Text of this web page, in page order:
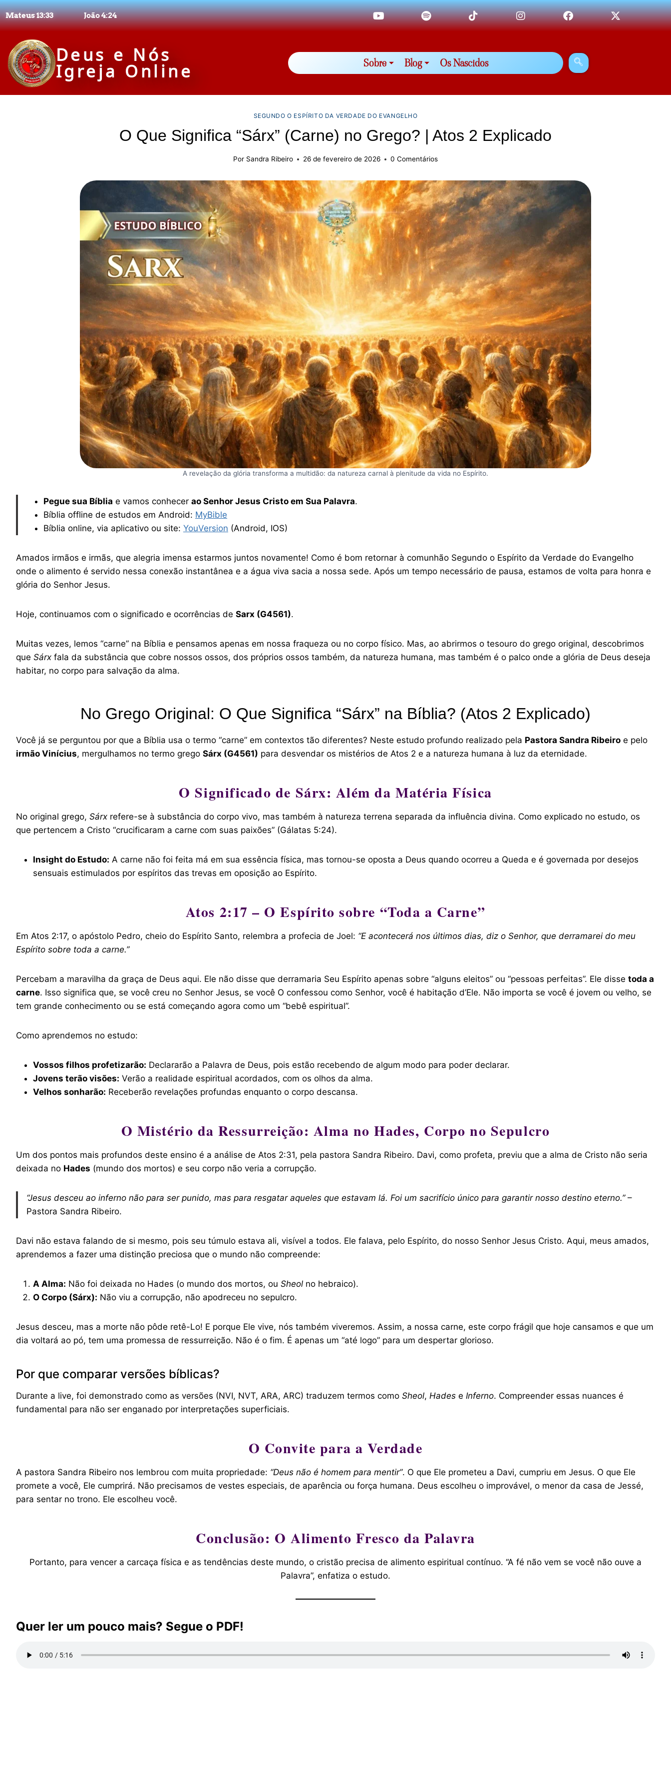
Mateus 13:33 João 4:24
Deus e Nós
Igreja Online Sobre Blog Os Nascidos
SEGUNDO O ESPÍRITO DA VERDADE DO EVANGELHO
O Que Significa “Sárx” (Carne) no Grego? | Atos 2 Explicado
Por Sandra Ribeiro 26 de fevereiro de 2026 0 Comentários
A revelação da glória transforma a multidão: da natureza carnal à plenitude da vida no Espírito.
Pegue sua Bíblia e vamos conhecer ao Senhor Jesus Cristo em Sua Palavra.
Bíblia offline de estudos em Android: MyBible
Bíblia online, via aplicativo ou site: YouVersion (Android, IOS)
Amados irmãos e irmãs, que alegria imensa estarmos juntos novamente! Como é bom retornar à comunhão Segundo o Espírito da Verdade do Evangelho
onde o alimento é servido nessa conexão instantânea e a água viva sacia a nossa sede. Após um tempo necessário de pausa, estamos de volta para honra e
glória do Senhor Jesus.
Hoje, continuamos com o significado e ocorrências de Sarx (G4561).
Muitas vezes, lemos “carne” na Bíblia e pensamos apenas em nossa fraqueza ou no corpo físico. Mas, ao abrirmos o tesouro do grego original, descobrimos
que Sárx fala da substância que cobre nossos ossos, dos próprios ossos também, da natureza humana, mas também é o palco onde a glória de Deus deseja
habitar, no corpo para salvação da alma.
No Grego Original: O Que Significa “Sárx” na Bíblia? (Atos 2 Explicado)
Você já se perguntou por que a Bíblia usa o termo “carne” em contextos tão diferentes? Neste estudo profundo realizado pela Pastora Sandra Ribeiro e pelo
irmão Vinícius, mergulhamos no termo grego Sárx (G4561) para desvendar os mistérios de Atos 2 e a natureza humana à luz da eternidade.
O Significado de Sárx: Além da Matéria Física
No original grego, Sárx refere-se à substância do corpo vivo, mas também à natureza terrena separada da influência divina. Como explicado no estudo, os
que pertencem a Cristo “crucificaram a carne com suas paixões” (Gálatas 5:24).
Insight do Estudo: A carne não foi feita má em sua essência física, mas tornou-se oposta a Deus quando ocorreu a Queda e é governada por desejos
sensuais estimulados por espíritos das trevas em oposição ao Espírito.
Atos 2:17 – O Espírito sobre “Toda a Carne”
Em Atos 2:17, o apóstolo Pedro, cheio do Espírito Santo, relembra a profecia de Joel: “E acontecerá nos últimos dias, diz o Senhor, que derramarei do meu
Espírito sobre toda a carne.”
Percebam a maravilha da graça de Deus aqui. Ele não disse que derramaria Seu Espírito apenas sobre “alguns eleitos” ou “pessoas perfeitas”. Ele disse toda a
carne. Isso significa que, se você creu no Senhor Jesus, se você O confessou como Senhor, você é habitação d’Ele. Não importa se você é jovem ou velho, se
tem grande conhecimento ou se está começando agora como um “bebê espiritual”.
Como aprendemos no estudo:
Vossos filhos profetizarão: Declararão a Palavra de Deus, pois estão recebendo de algum modo para poder declarar.
Jovens terão visões: Verão a realidade espiritual acordados, com os olhos da alma.
Velhos sonharão: Receberão revelações profundas enquanto o corpo descansa.
O Mistério da Ressurreição: Alma no Hades, Corpo no Sepulcro
Um dos pontos mais profundos deste ensino é a análise de Atos 2:31, pela pastora Sandra Ribeiro. Davi, como profeta, previu que a alma de Cristo não seria
deixada no Hades (mundo dos mortos) e seu corpo não veria a corrupção.
“Jesus desceu ao inferno não para ser punido, mas para resgatar aqueles que estavam lá. Foi um sacrifício único para garantir nosso destino eterno.”–
Pastora Sandra Ribeiro.
Davi não estava falando de si mesmo, pois seu túmulo estava ali, visível a todos. Ele falava, pelo Espírito, do nosso Senhor Jesus Cristo. Aqui, meus amados,
aprendemos a fazer uma distinção preciosa que o mundo não compreende:
A Alma: Não foi deixada no Hades (o mundo dos mortos, ou Sheol no hebraico).
O Corpo (Sárx): Não viu a corrupção, não apodreceu no sepulcro.
Jesus desceu, mas a morte não pôde retê-Lo! E porque Ele vive, nós também viveremos. Assim, a nossa carne, este corpo frágil que hoje cansamos e que um
dia voltará ao pó, tem uma promessa de ressurreição. Não é o fim. É apenas um “até logo” para um despertar glorioso.
Por que comparar versões bíblicas?
Durante a live, foi demonstrado como as versões (NVI, NVT, ARA, ARC) traduzem termos como Sheol, Hades e Inferno. Compreender essas nuances é
fundamental para não ser enganado por interpretações superficiais.
O Convite para a Verdade
A pastora Sandra Ribeiro nos lembrou com muita propriedade: “Deus não é homem para mentir”. O que Ele prometeu a Davi, cumpriu em Jesus. O que Ele
promete a você, Ele cumprirá. Não precisamos de vestes especiais, de aparência ou força humana. Deus escolheu o improvável, o menor da casa de Jessé,
para sentar no trono. Ele escolheu você.
Conclusão: O Alimento Fresco da Palavra
Portanto, para vencer a carcaça física e as tendências deste mundo, o cristão precisa de alimento espiritual contínuo. “A fé não vem se você não ouve a
Palavra”, enfatiza o estudo.
Quer ler um pouco mais? Segue o PDF!